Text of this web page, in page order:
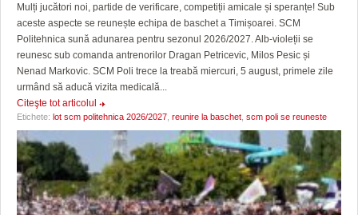
Mulți jucători noi, partide de verificare, competiții amicale și speranțe! Sub
aceste aspecte se reunește echipa de baschet a Timișoarei. SCM
Politehnica sună adunarea pentru sezonul 2026/2027. Alb-violeții se
reunesc sub comanda antrenorilor Dragan Petricevic, Milos Pesic și
Nenad Markovic. SCM Poli trece la treabă miercuri, 5 august, primele zile
urmând să aducă vizita medicală...
Citeşte tot articolul
Etichete: lot scm politehnica 2026/2027 reunire la baschet scm poli se reuneste